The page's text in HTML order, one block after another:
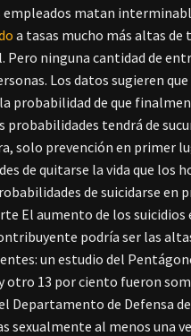
matan
a tasas mucho más altas
Pero ninguna cantidad de
Los datos sugieren
probabilidad de que
tendrá de
solo prevención en primer
de quitarse la vida que los
de suicidarse
El aumento de los suicidios
podría ser las
un estudio del
otro 13 por ciento fueron
Departamento de Defensa
sexualmente al menos una